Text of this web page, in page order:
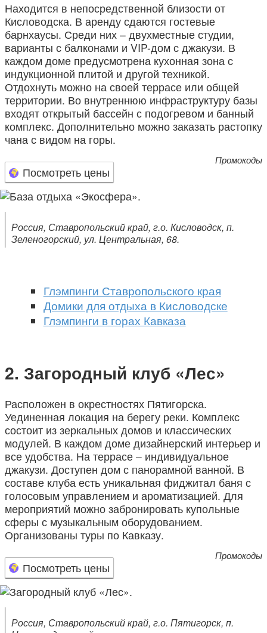
Находится в непосредственной близости от
Кисловодска. В аренду сдаются гостевые
барнхаусы. Среди них – двухместные студии,
варианты с балконами и VIP-дом с джакузи. В
каждом доме предусмотрена кухонная зона с
индукционной плитой и другой техникой.
Отдохнуть можно на своей террасе или общей
территории. Во внутреннюю инфраструктуру базы
входят открытый бассейн с подогревом и банный
комплекс. Дополнительно можно заказать растопку
чана с видом на горы.
Посмотреть цены
Промокоды
Россия, Ставропольский край, г.о. Кисловодск, п.
Зеленогорский, ул. Центральная, 68.
Глэмпинги Ставропольского края
Домики для отдыха в Кисловодске
Глэмпинги в горах Кавказа
Загородный клуб «Лес»
Расположен в окрестностях Пятигорска.
Уединенная локация на берегу реки. Комплекс
состоит из зеркальных домов и классических
модулей. В каждом доме дизайнерский интерьер и
все удобства. На террасе – индивидуальное
джакузи. Доступен дом с панорамной ванной. В
составе клуба есть уникальная фиджитал баня с
голосовым управлением и ароматизацией. Для
мероприятий можно забронировать купольные
сферы с музыкальным оборудованием.
Организованы туры по Кавказу.
Посмотреть цены
Промокоды
Россия, Ставропольский край, г.о. Пятигорск, п.